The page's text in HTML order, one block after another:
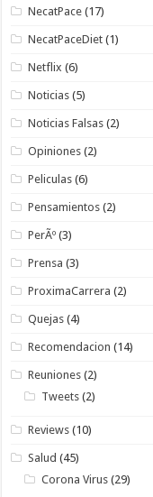
NecatPace (17)
NecatPaceDiet (1)
Netflix (6)
Noticias (5)
Noticias Falsas (2)
Opiniones (2)
Peliculas (6)
Pensamientos (2)
PerÃº (3)
Prensa (3)
ProximaCarrera (2)
Quejas (4)
Recomendacion (14)
Reuniones (2)
Tweets (2)
Reviews (10)
Salud (45)
Corona Virus (29)